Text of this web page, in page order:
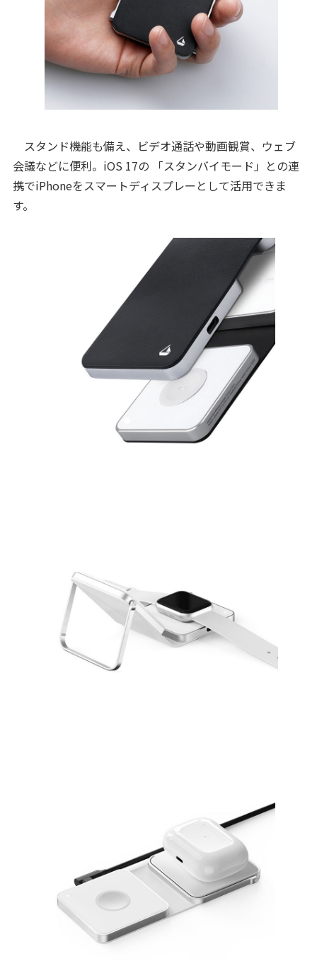
スタンド機能も備え、ビデオ通話や動画観賞、ウェブ
会議などに便利。iOS 17の 「スタンバイモード」との連
携でiPhoneをスマートディスプレーとして活用できま
す。